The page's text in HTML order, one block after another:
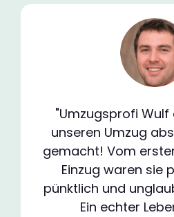
"Umzugsprofi Wulf
unseren Umzug
gemacht! Vom
Einzug waren sie
pünktlich und
Ein echter